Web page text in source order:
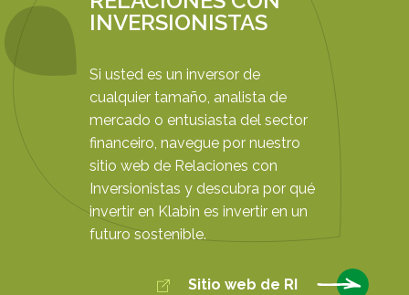
INVERSIONISTAS
Si usted es un inversor de
cualquier tamaño, analista de
mercado o entusiasta del sector
financeiro, navegue por nuestro
sitio web de Relaciones con
Inversionistas y descubra por qué
invertir en Klabin es invertir en un
futuro sostenible.
Sitio web de RI